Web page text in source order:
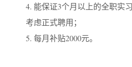
4. 能保证3个月以上的全职实
考虑正式聘用；
5. 每月补贴2000元。